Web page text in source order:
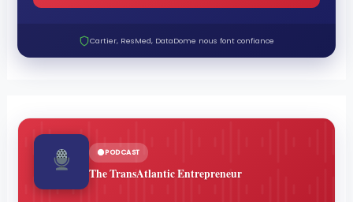
Cartier, ResMed, DataDome nous font confiance
PODCAST
The TransAtlantic Entrepreneur